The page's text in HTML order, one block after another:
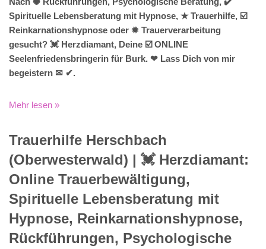
Spirituelle Lebensberatung mit Hypnose, ★ Trauerhilfe, ☑️
Reinkarnationshypnose oder ✹ Trauerverarbeitung
gesucht? 💓️ Herzdiamant, Deine ☑️ ONLINE
Seelenfriedensbringerin für Burk. ❤ Lass Dich von mir
begeistern ✉ ✔.
Mehr lesen »
Trauerhilfe Herschbach
(Oberwesterwald) | 💓️️ Herzdiamant:
Online Trauerbewältigung,
Spirituelle Lebensberatung mit
Hypnose, Reinkarnationshypnose,
Rückführungen, Psychologische